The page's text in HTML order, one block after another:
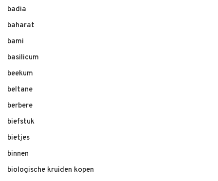
badia
baharat
bami
basilicum
beekum
beltane
berbere
biefstuk
bietjes
binnen
biologische kruiden kopen